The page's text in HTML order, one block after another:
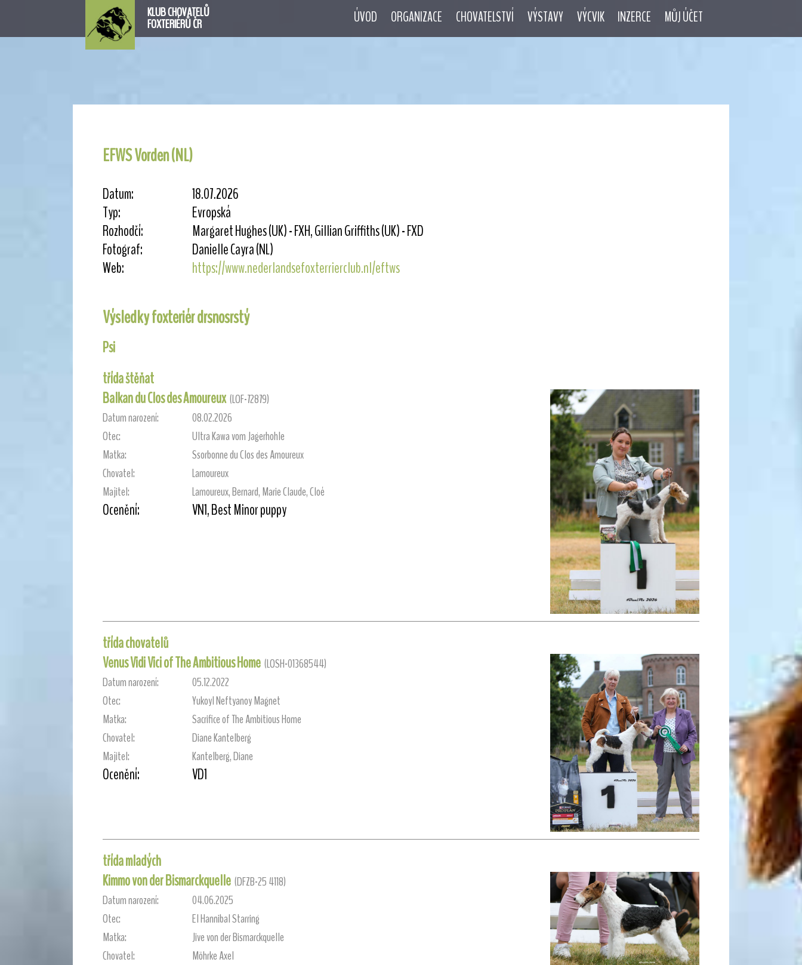
KLUB CHOVATELŮ
FOXTERIÉRŮ ČR ÚVOD ORGANIZACE CHOVATELSTVÍ VÝSTAVY VÝCVIK INZERCE MŮJ ÚČET
EFWS Vorden (NL)
Datum:
18.07.2026
Typ:
Evropská
Rozhodčí:
Margaret Hughes (UK) - FXH, Gillian Griffiths (UK) - FXD
Fotograf:
Danielle Cayra (NL)
Web:
https://www.nederlandsefoxterrierclub.nl/eftws
Výsledky foxteriér drsnosrstý
Psi
třída štěňat
Balkan du Clos des Amoureux (LOF-72879)
Datum narození:
08.02.2026
Otec:
Ultra Kawa vom Jagerhohle
Matka:
Ssorbonne du Clos des Amoureux
Chovatel:
Lamoureux
Majitel:
Lamoureux, Bernard, Marie Claude, Cloé
Ocenění: VN1, Best Minor puppy
třída chovatelů
Venus Vidi Vici of The Ambitious Home (LOSH-01368544)
Datum narození:
05.12.2022
Otec:
Yukoyl Neftyanoy Magnet
Matka:
Sacrifice of The Ambitious Home
Chovatel:
Diane Kantelberg
Majitel:
Kantelberg, Diane
Ocenění: VD1
třída mladých
Kimmo von der Bismarckquelle (DFZB-25 4118)
Datum narození:
04.06.2025
Otec:
El Hannibal Starring
Matka:
Jive von der Bismarckquelle
Chovatel:
Möhrke Axel